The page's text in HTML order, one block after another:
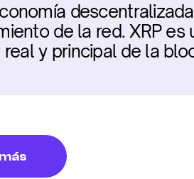
de la red. XRP es
y principal de la